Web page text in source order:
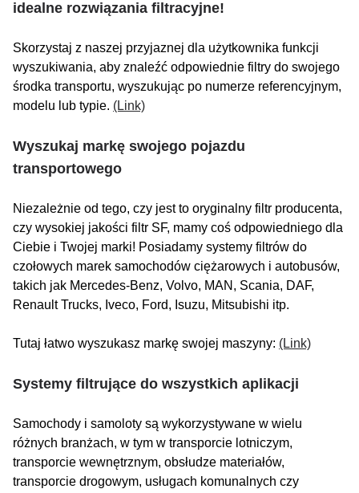
idealne rozwiązania filtracyjne!
Skorzystaj z naszej przyjaznej dla użytkownika funkcji
wyszukiwania, aby znaleźć odpowiednie filtry do swojego
środka transportu, wyszukując po numerze referencyjnym,
modelu lub typie. (Link)
Wyszukaj markę swojego pojazdu
transportowego
Niezależnie od tego, czy jest to oryginalny filtr producenta,
czy wysokiej jakości filtr SF, mamy coś odpowiedniego dla
Ciebie i Twojej marki! Posiadamy systemy filtrów do
czołowych marek samochodów ciężarowych i autobusów,
takich jak Mercedes-Benz, Volvo, MAN, Scania, DAF,
Renault Trucks, Iveco, Ford, Isuzu, Mitsubishi itp.
Tutaj łatwo wyszukasz markę swojej maszyny: (Link)
Systemy filtrujące do wszystkich aplikacji
Samochody i samoloty są wykorzystywane w wielu
różnych branżach, w tym w transporcie lotniczym,
transporcie wewnętrznym, obsłudze materiałów,
transporcie drogowym, usługach komunalnych czy